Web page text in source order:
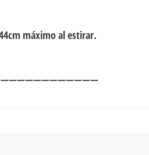
máximo al estirar.